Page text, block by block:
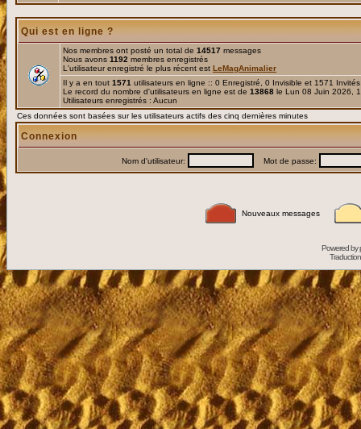
Qui est en ligne ?
Nos membres ont posté un total de 14517 messages
Nous avons 1192 membres enregistrés
L'utilisateur enregistré le plus récent est LeMagAnimalier
Il y a en tout 1571 utilisateurs en ligne :: 0 Enregistré, 0 Invisible et 1571
Le record du nombre d'utilisateurs en ligne est de 13868 le Lun 08 Juin 2026,
Utilisateurs enregistrés : Aucun
Ces données sont basées sur les utilisateurs actifs des cinq dernières minutes
Connexion
Nom d'utilisateur: Mot de passe:
Nouveaux messages
Powered by